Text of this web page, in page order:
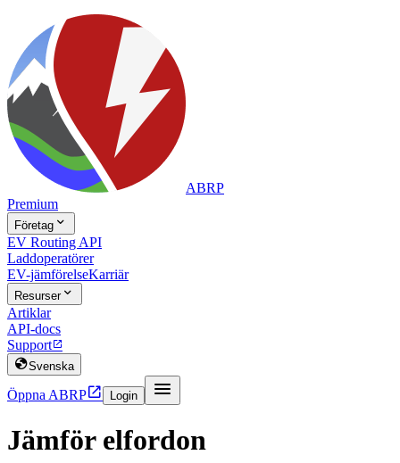
ABRP
Premium
Företag 
EV Routing API
Laddoperatörer
EV-jämförelseKarriär
Resurser
Artiklar
API-docs
Support
Svenska
Öppna ABRP Login 
Jämför elfordon